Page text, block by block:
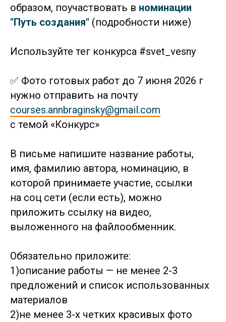
образом, поучаствовать в номинации
"Путь создания" (подробности ниже)
Используйте тег конкурса #svet_vesny
✅ Фото готовых работ до 7 июня 2026 г
нужно отправить на почту
courses.annbraginsky@gmail.com
с темой «Конкурс»
В письме напишите название работы,
имя, фамилию автора, номинацию, в
которой принимаете участие, ссылки
на соц сети (если есть), можно
приложить ссылку на видео,
выложенного на файлообменник.
Обязательно приложите:
1)описание работы — не менее 2-3
предложений и список использованных
материалов
2)не менее 3-х четких красивых фото